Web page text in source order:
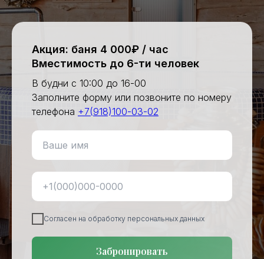
Акция: баня 4 000₽ / час
Вместимость до 6-ти человек
В будни с 10:00 до 16-00
Заполните форму или позвоните по номеру
телефона +7(918)100-03-02
Согласен на обработку персональных данных
Забронировать